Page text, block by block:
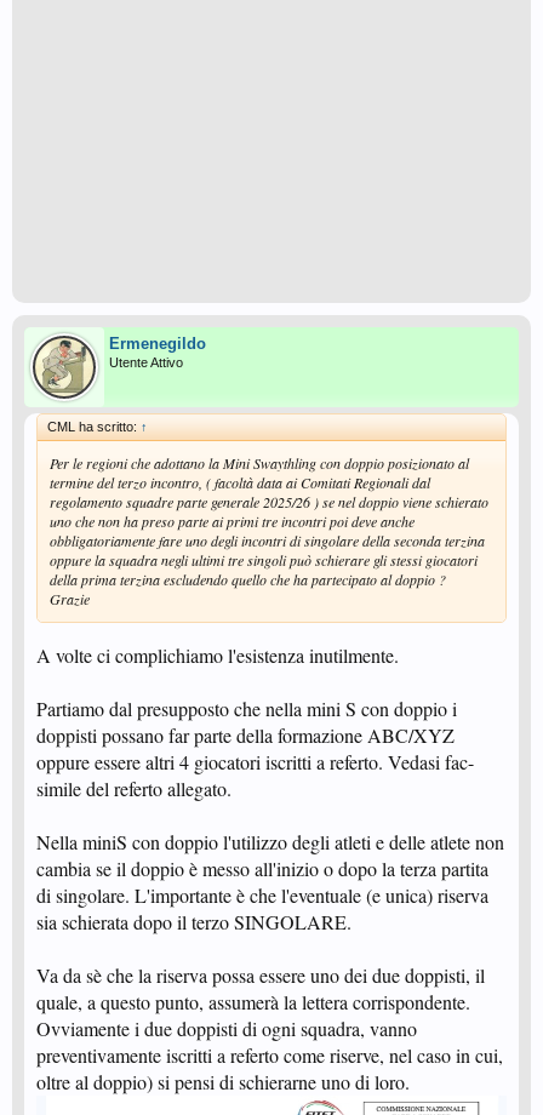
Ermenegildo
Utente Attivo
CML ha scritto: ↑
Per le regioni che adottano la Mini Swaythling con doppio posizionato al
termine del terzo incontro, ( facoltà data ai Comitati Regionali dal
regolamento squadre parte generale 2025/26 ) se nel doppio viene schierato
uno che non ha preso parte ai primi tre incontri poi deve anche
obbligatoriamente fare uno degli incontri di singolare della seconda terzina
oppure la squadra negli ultimi tre singoli può schierare gli stessi giocatori
della prima terzina escludendo quello che ha partecipato al doppio ?
Grazie
A volte ci complichiamo l'esistenza inutilmente.
Partiamo dal presupposto che nella mini S con doppio i
doppisti possano far parte della formazione ABC/XYZ
oppure essere altri 4 giocatori iscritti a referto. Vedasi fac-
simile del referto allegato.
Nella miniS con doppio l'utilizzo degli atleti e delle atlete non
cambia se il doppio è messo all'inizio o dopo la terza partita
di singolare. L'importante è che l'eventuale (e unica) riserva
sia schierata dopo il terzo SINGOLARE.
Va da sè che la riserva possa essere uno dei due doppisti, il
quale, a questo punto, assumerà la lettera corrispondente.
Ovviamente i due doppisti di ogni squadra, vanno
preventivamente iscritti a referto come riserve, nel caso in cui,
oltre al doppio) si pensi di schierarne uno di loro.